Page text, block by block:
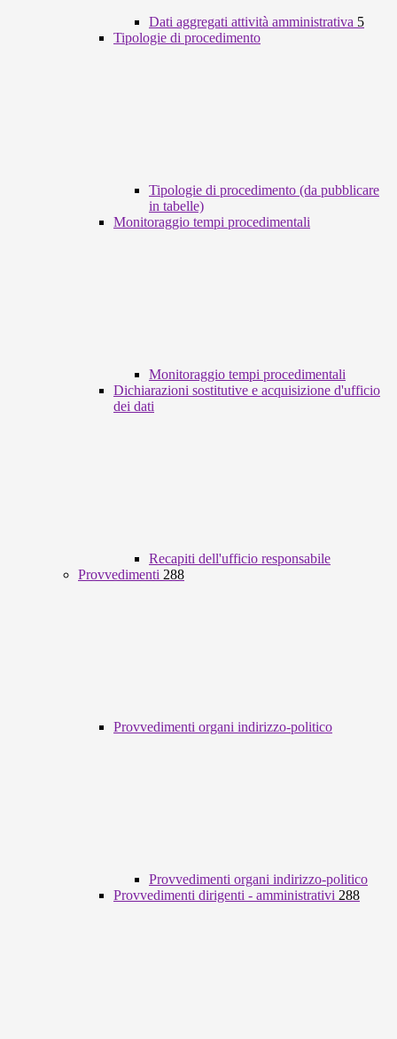
Dati aggregati attività amministrativa 5
Tipologie di procedimento
Tipologie di procedimento (da pubblicare
in tabelle)
Monitoraggio tempi procedimentali
Monitoraggio tempi procedimentali
Dichiarazioni sostitutive e acquisizione d'ufficio
dei dati
Recapiti dell'ufficio responsabile
Provvedimenti 288
Provvedimenti organi indirizzo-politico
Provvedimenti organi indirizzo-politico
Provvedimenti dirigenti - amministrativi 288